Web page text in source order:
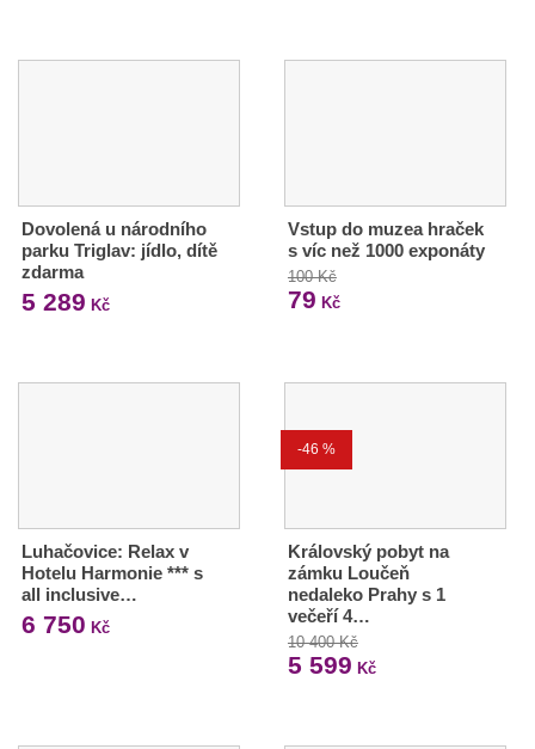
Dovolená u národního
parku Triglav: jídlo, dítě
zdarma
5 289 Kč
Vstup do muzea hraček
s víc než 1000 exponáty
100 Kč
79 Kč
Luhačovice: Relax v
Hotelu Harmonie *** s
all inclusive…
6 750 Kč
-46 %
Královský pobyt na
zámku Loučeň
nedaleko Prahy s 1
večeří 4…
10 400 Kč
5 599 Kč